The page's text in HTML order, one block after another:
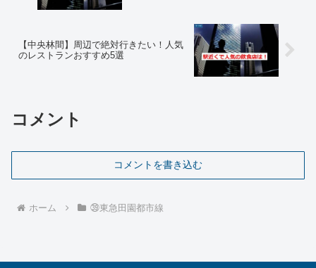
【中央林間】周辺で絶対行きたい！人気
のレストランおすすめ5選
コメント
コメントを書き込む
ホーム ㊴東急田園都市線